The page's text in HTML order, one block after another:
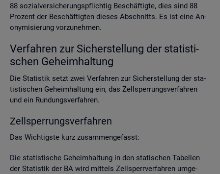
88 so­zi­al­ver­si­che­rungs­pflich­tig Be­schäf­tig­te, dies sind 88
Pro­zent der Be­schäf­tig­ten die­ses Ab­schnitts. Es ist eine An­
ony­mi­sie­rung vor­zu­neh­men.
Ver­fah­ren zur Si­cher­stel­lung der sta­tis­ti­
schen Ge­heim­hal­tung
Die Sta­tis­tik setzt zwei Ver­fah­ren zur Si­cher­stel­lung der sta­
tis­ti­schen Ge­heim­hal­tung ein, das Zell­sper­rungs­ver­fah­ren
und ein Run­dungs­ver­fah­ren.
Zell­sper­rungs­ver­fah­ren
Das Wich­tigs­te kurz zu­sam­men­ge­fasst:
Die sta­tis­ti­sche Ge­heim­hal­tung in den sta­ti­schen Ta­bel­len
der Sta­tis­tik der BA wird mit­tels Zell­sperr­ver­fah­ren um­ge­